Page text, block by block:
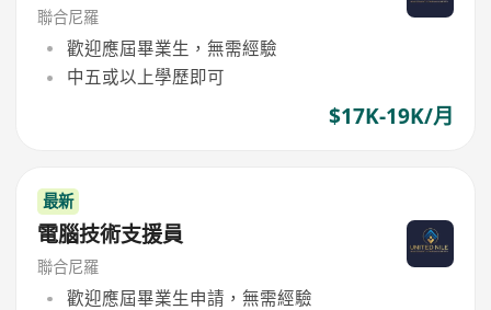
聯合尼羅
歡迎應屆畢業生，無需經驗
中五或以上學歷即可
$17K-19K/月
最新
電腦技術支援員
聯合尼羅
歡迎應屆畢業生申請，無需經驗